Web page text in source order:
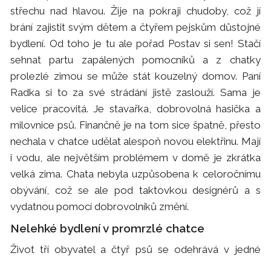
střechu nad hlavou. Žije na pokraji chudoby, což jí
brání zajistit svým dětem a čtyřem pejskům důstojné
bydlení. Od toho je tu ale pořad Postav si sen! Stačí
sehnat partu zapálených pomocníků a z chatky
prolezlé zimou se může stát kouzelný domov. Paní
Radka si to za své strádání jistě zaslouží. Sama je
velice pracovitá. Je stavařka, dobrovolná hasička a
milovnice psů. Finančně je na tom sice špatně, přesto
nechala v chatce udělat alespoň novou elektřinu. Mají
i vodu, ale největším problémem v domě je zkrátka
velká zima. Chata nebyla uzpůsobena k celoročnímu
obývání, což se ale pod taktovkou designérů a s
vydatnou pomocí dobrovolníků změní.
Nelehké bydlení v promrzlé chatce
Život tří obyvatel a čtyř psů se odehrává v jedné